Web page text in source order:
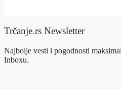
Trčanje.rs Newsletter
Najbolje vesti i pogodnosti
Inboxu.